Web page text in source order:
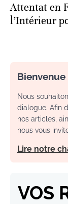
Attentat en
l’Intérieur
Nous
dialogue. Afin
nos articles,
nous vous
Lire notre
VOS